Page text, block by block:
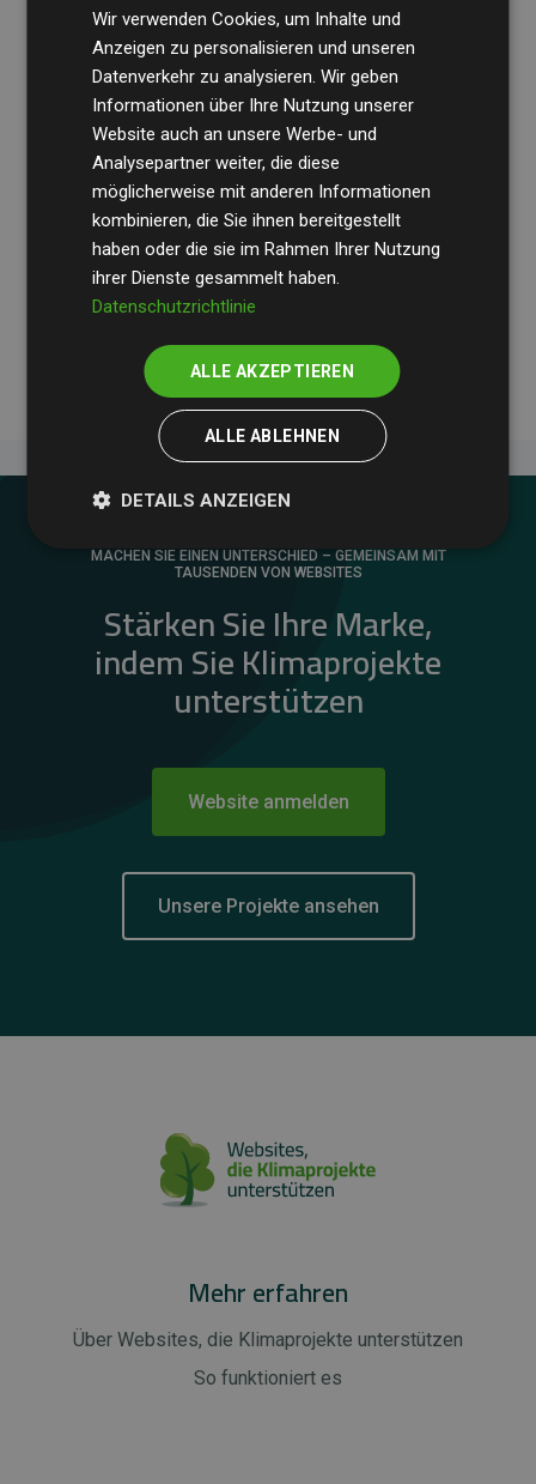
Die Wirtschaftsprüfungsgesellschaft BDOüberprüft
regelmäßig unsere Berechnungen und Methodik, um
Transparenz und Verlässlichkeit sicherzustellen.
Ihre Prüfungen belegen, dass unsere Investitionen in
Klimaschutzprojekte im Durchschnitt200 % der
geschätzten CO₂-Emissionender teilnehmenden
Websites kompensieren – ein klarer Nachweis für die
messbare Klimawirkung unseres Ansatzes.
MACHEN SIE EINEN UNTERSCHIED – GEMEINSAM MIT
TAUSENDEN VON WEBSITES
Stärken Sie Ihre Marke,
indem Sie Klimaprojekte
unterstützen
Website anmelden
Unsere Projekte ansehen
Mehr erfahren
Über Websites, die Klimaprojekte unterstützen
So funktioniert es
Wir verwenden Cookies, um Inhalte und
Anzeigen zu personalisieren und unseren
Datenverkehr zu analysieren. Wir geben
Informationen über Ihre Nutzung unserer
Website auch an unsere Werbe- und
Analysepartner weiter, die diese
möglicherweise mit anderen Informationen
kombinieren, die Sie ihnen bereitgestellt
haben oder die sie im Rahmen Ihrer Nutzung
ihrer Dienste gesammelt haben.
Datenschutzrichtlinie
ALLE AKZEPTIEREN
ALLE ABLEHNEN
DETAILS ANZEIGEN